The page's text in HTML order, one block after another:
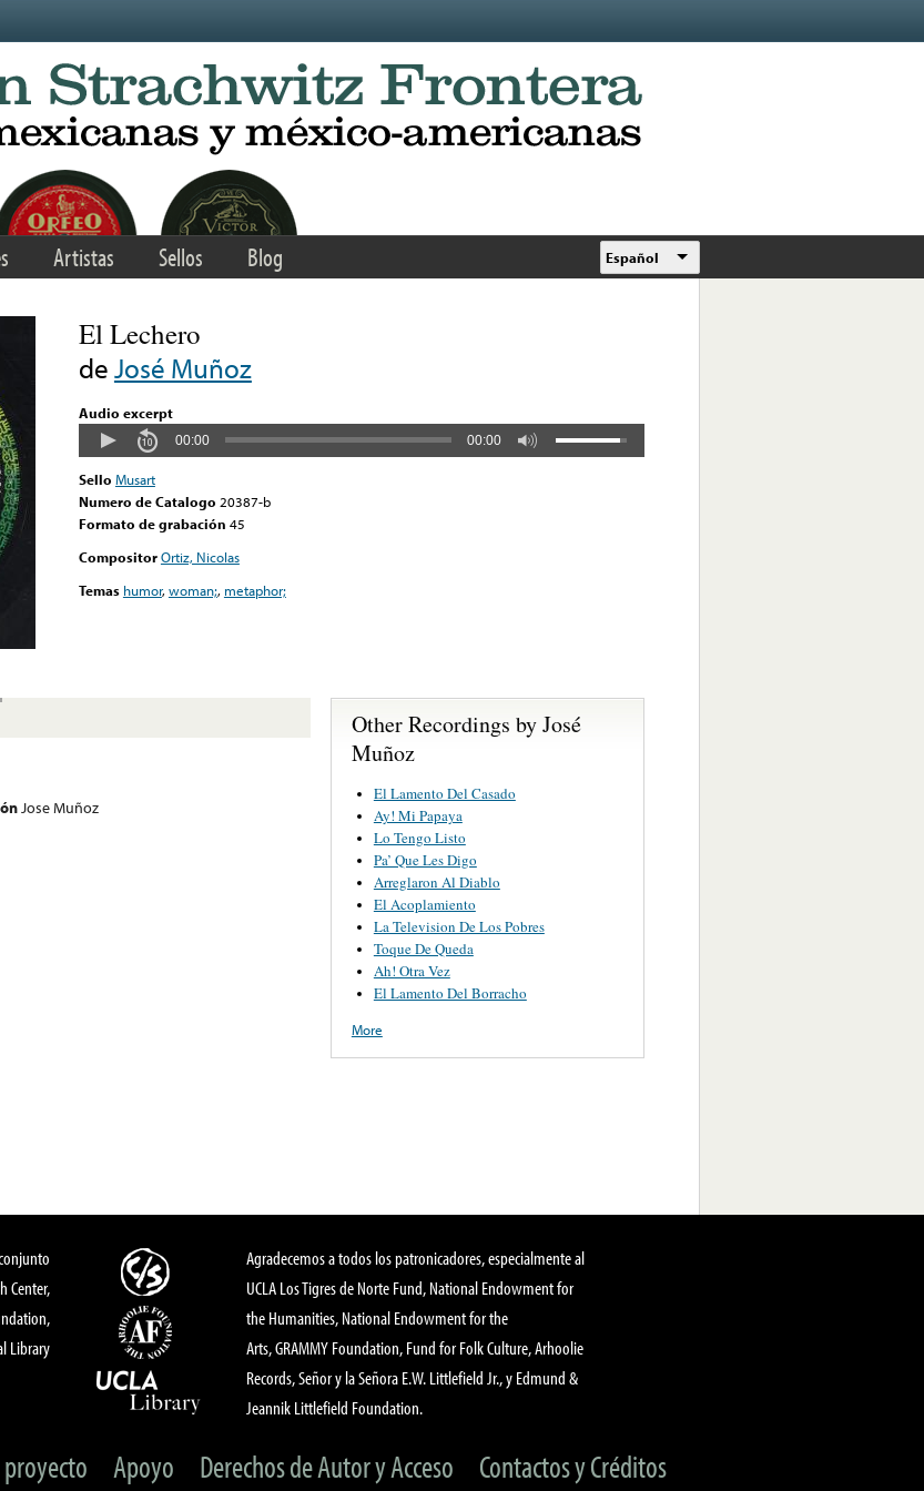
Artistas Sellos Blog Español
El Lechero
deJosé Muñoz
Audio excerpt
00:00 00:00
Sello Musart
Numero de Catalogo 20387-b
Formato de grabación 45
CompositorOrtiz, Nicolas
Temas humor,woman;, metaphor;
Jose Muñoz
Other Recordings by José
Muñoz
El Lamento Del Casado
Ay! Mi Papaya
Lo Tengo Listo
Pa’ Que Les Digo
Arreglaron Al Diablo
El Acoplamiento
La Television De Los Pobres
Toque De Queda
Ah! Otra Vez
El Lamento Del Borracho
More
Center,
Library
Agradecemos a todos los patronicadores, especialmente al
UCLA Los Tigres de Norte Fund, National Endowment for
the Humanities, National Endowment for the
Arts, GRAMMY Foundation, Fund for Folk Culture, Arhoolie
Records, Señor y la Señora E.W. Littlefield Jr., y Edmund &
Jeannik Littlefield Foundation.
Apoyo Derechos de Autor y Acceso Contactos y Créditos